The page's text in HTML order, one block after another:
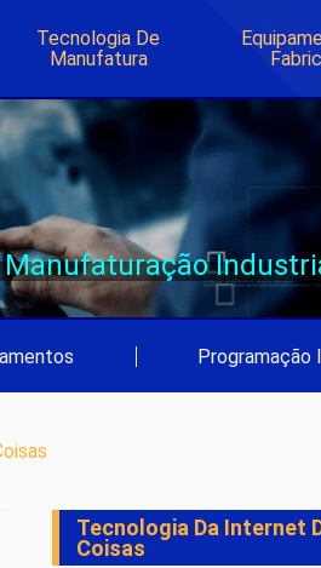
Tecnologia De
Manufatura
Manufaturação
Programação
Tecnologia Da Internet
Coisas